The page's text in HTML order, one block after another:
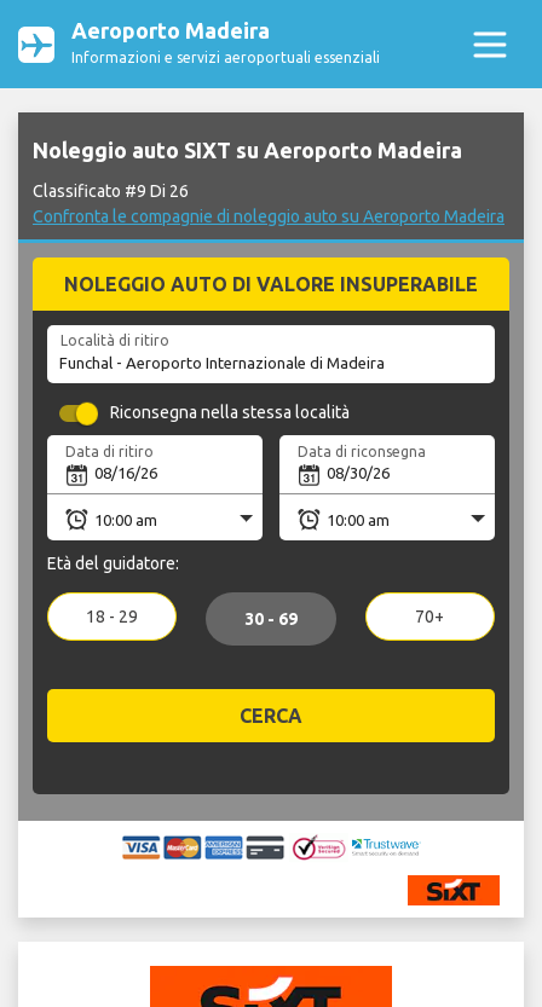
Aeroporto Madeira
Informazioni e servizi aeroportuali essenziali
Noleggio auto SIXT su Aeroporto Madeira
Classificato #9 Di 26
Confronta le compagnie di noleggio auto su Aeroporto Madeira
NOLEGGIO AUTO DI VALORE INSUPERABILE
Località di ritiro
Riconsegna nella stessa località
Data di ritiro Data di riconsegna
Età del guidatore:
18 - 29 30 - 69 70+
CERCA